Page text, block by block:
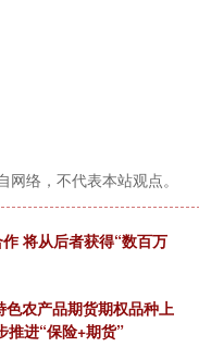
络，不代表本站观点。
将从后者获得“数百万
农产品期货期权品种上
推进“保险+期货”